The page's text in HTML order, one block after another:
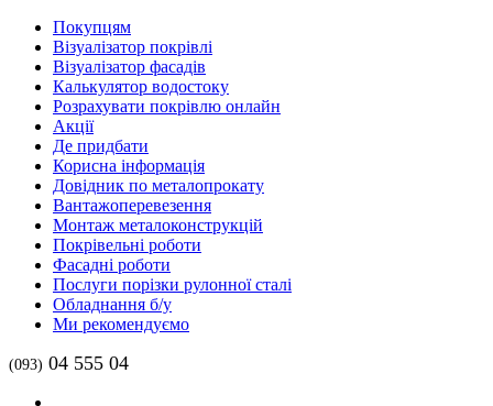
Покупцям
Візуалізатор покрівлі
Візуалізатор фасадів
Калькулятор водостоку
Розрахувати покрівлю онлайн
Акції
Де придбати
Корисна інформація
Довідник по металопрокату
Вантажоперевезення
Монтаж металоконструкцій
Покрівельні роботи
Фасадні роботи
Послуги порізки рулонної сталі
Обладнання б/у
Ми рекомендуємо
(093) 04 555 04